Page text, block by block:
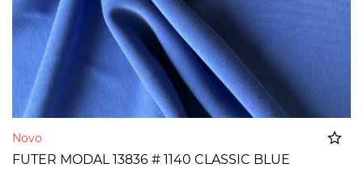
Novo
FUTER MODAL 13836 # 1140 CLASSIC BLUE